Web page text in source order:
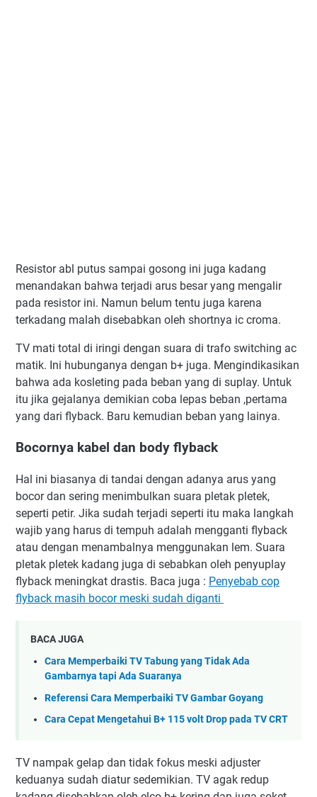
Resistor abl putus sampai gosong ini juga kadang
menandakan bahwa terjadi arus besar yang mengalir
pada resistor ini. Namun belum tentu juga karena
terkadang malah disebabkan oleh shortnya ic croma.
TV mati total di iringi dengan suara di trafo switching ac
matik. Ini hubunganya dengan b+ juga. Mengindikasikan
bahwa ada kosleting pada beban yang di suplay. Untuk
itu jika gejalanya demikian coba lepas beban ,pertama
yang dari flyback. Baru kemudian beban yang lainya.
Bocornya kabel dan body flyback
Hal ini biasanya di tandai dengan adanya arus yang
bocor dan sering menimbulkan suara pletak pletek,
seperti petir. Jika sudah terjadi seperti itu maka langkah
wajib yang harus di tempuh adalah mengganti flyback
atau dengan menambalnya menggunakan lem. Suara
pletak pletek kadang juga di sebabkan oleh penyuplay
flyback meningkat drastis. Baca juga : Penyebab cop
flyback masih bocor meski sudah diganti
BACA JUGA
Cara Memperbaiki TV Tabung yang Tidak Ada
Gambarnya tapi Ada Suaranya
Referensi Cara Memperbaiki TV Gambar Goyang
Cara Cepat Mengetahui B+ 115 volt Drop pada TV CRT
TV nampak gelap dan tidak fokus meski adjuster
keduanya sudah diatur sedemikian. TV agak redup